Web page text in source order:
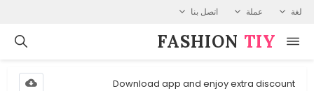
لغة عملة اتصل بنا
FASHION⁠ TIY
Download app and enjoy extra discount